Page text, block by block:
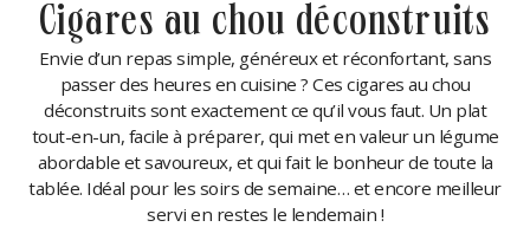
cigares au chou déconstruits
Envie d’un repas simple, généreux et réconfortant, sans
passer des heures en cuisine ? Ces cigares au chou
déconstruits sont exactement ce qu’il vous faut. Un plat
tout-en-un, facile à préparer, qui met en valeur un légume
abordable et savoureux, et qui fait le bonheur de toute la
tablée. Idéal pour les soirs de semaine… et encore meilleur
servi en restes le lendemain !